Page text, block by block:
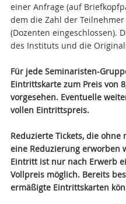
einer Anfrage (auf
dem die Zahl der
(Dozenten eingeschlossen).
des Instituts und die
Für jede Seminaristen-
Eintrittskarte zum Preis von
vorgesehen. Eventuelle
vollen Eintrittspreis.
Reduzierte Tickets, die
eine Reduzierung erworben
Eintritt ist nur nach Erwerb
Vollpreis möglich. Bereits
ermäßigte Eintrittskarten